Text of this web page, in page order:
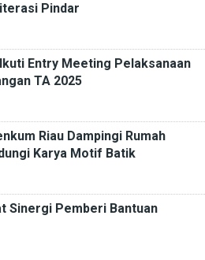
Pindar
Entry Meeting Pelaksanaan
TA 2025
Riau Dampingi Rumah
Karya Motif Batik
Sinergi Pemberi Bantuan